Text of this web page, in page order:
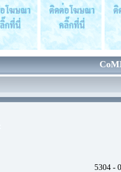
5304 -